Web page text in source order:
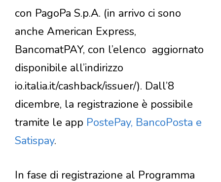
con PagoPa S.p.A. (in arrivo ci sono
anche American Express,
BancomatPAY, con l’elenco aggiornato
disponibile all’indirizzo
io.italia.it/cashback/issuer/). Dall’8
dicembre, la registrazione è possibile
tramite le app PostePay, BancoPosta e
Satispay.
In fase di registrazione al Programma